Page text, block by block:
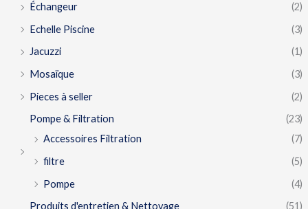
Échangeur
(2)
Echelle Piscine
(3)
Jacuzzi
(1)
Mosaïque
(3)
Pieces à seller
(2)
Pompe & Filtration
(23)
Accessoires Filtration
(7)
filtre
(5)
Pompe
(4)
Produits d'entretien & Nettoyage
(51)